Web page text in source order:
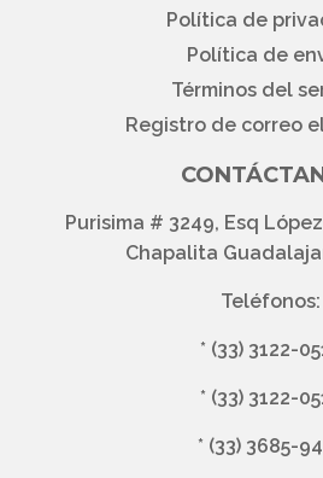
Política de
Política de
Términos del
Registro de correo
Purisima # 3249, Esq
Chapalita
Teléfonos:
* (33) 3122-
* (33) 3122-
* (33) 3685-